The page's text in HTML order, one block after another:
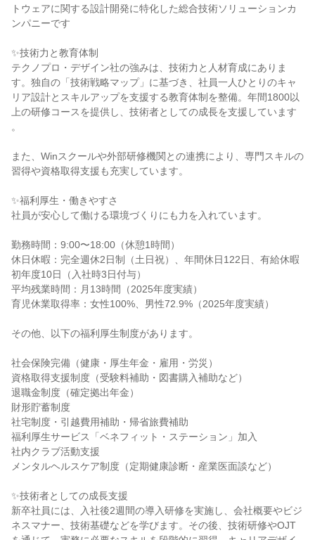
トウェアに関する設計開発に特化した総合技術ソリューションカ
ンパニーです
✨技術力と教育体制
テクノプロ・デザイン社の強みは、技術力と人材育成にありま
す。独自の「技術戦略マップ」に基づき、社員一人ひとりのキャ
リア設計とスキルアップを支援する教育体制を整備。年間1800以
上の研修コースを提供し、技術者としての成長を支援しています
。
また、Winスクールや外部研修機関との連携により、専門スキルの
習得や資格取得支援も充実しています。
✨福利厚生・働きやすさ
社員が安心して働ける環境づくりにも力を入れています。
勤務時間：9:00〜18:00（休憩1時間）
休日休暇：完全週休2日制（土日祝）、年間休日122日、有給休暇
初年度10日（入社時3日付与）
平均残業時間：月13時間（2025年度実績）
育児休業取得率：女性100%、男性72.9%（2025年度実績）
その他、以下の福利厚生制度があります。
社会保険完備（健康・厚生年金・雇用・労災）
資格取得支援制度（受験料補助・図書購入補助など）
退職金制度（確定拠出年金）
財形貯蓄制度
社宅制度・引越費用補助・帰省旅費補助
福利厚生サービス「ベネフィット・ステーション」加入
社内クラブ活動支援
メンタルヘルスケア制度（定期健康診断・産業医面談など）
✨技術者としての成長支援
新卒社員には、入社後2週間の導入研修を実施し、会社概要やビジ
ネスマナー、技術基礎などを学びます。その後、技術研修やOJT